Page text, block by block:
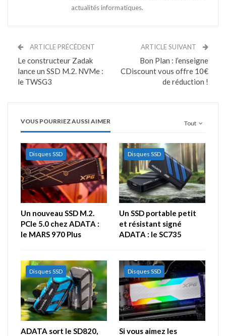
actualités informatiques.
ARTICLE PRÉCÉDENT
Le constructeur Zadak
lance un SSD M.2. NVMe :
le TWSG3
ARTICLE SUIVANT
Bon Plan : l’enseigne
CDiscount vous offre 10€
de réduction !
Tout
VOUS POURRIEZ AUSSI AIMER
Disques SSD
Un nouveau SSD M.2.
PCIe 5.0 chez ADATA :
le MARS 970 Plus
Disques SSD
Un SSD portable petit
et résistant signé
ADATA : le SC735
Disques SSD
ADATA sort le SD820,
Disques SSD
Si vous aimez les